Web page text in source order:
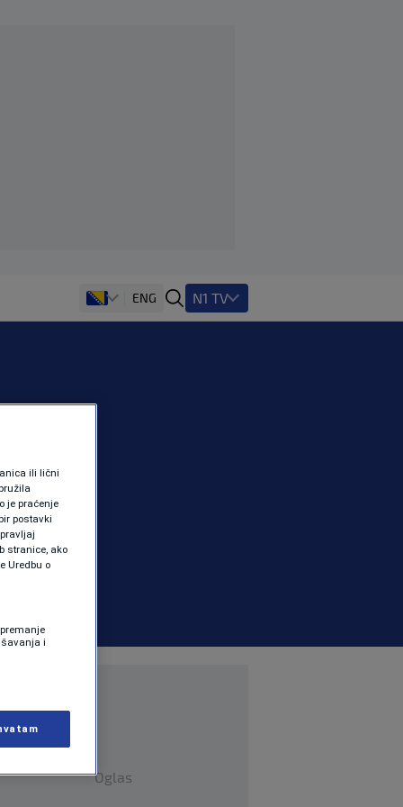
ENG N1 TV
Oglas
ili lični
je praćenje
postavki
stranice, ako
Uredbu o
i